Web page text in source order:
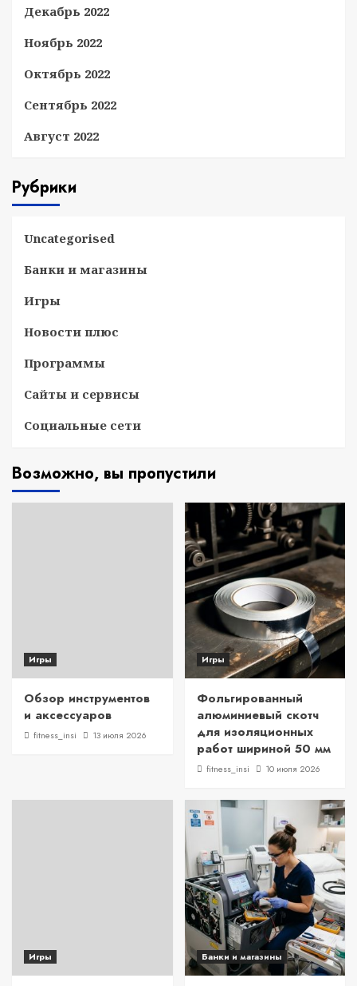
Декабрь 2022
Ноябрь 2022
Октябрь 2022
Сентябрь 2022
Август 2022
Рубрики
Uncategorised
Банки и магазины
Игры
Новости плюс
Программы
Сайты и сервисы
Социальные сети
Возможно, вы пропустили
Игры
Обзор инструментов
и аксессуаров
fitness_insi 13 июля 2026
Игры
Фольгированный
алюминиевый скотч
для изоляционных
работ шириной 50 мм
fitness_insi 10 июля 2026
Игры Банки и магазины